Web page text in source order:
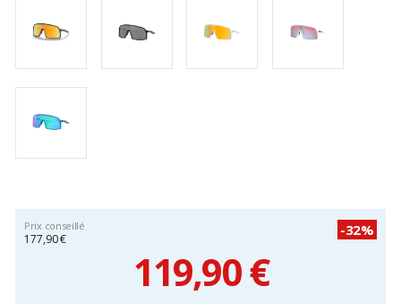
Prix conseillé
177,90 €
-32%
119,90 €